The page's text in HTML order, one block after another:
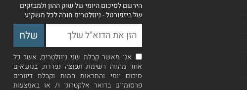
הירשם לסיכום היומי של שוק ההון ולמבזקים
של ביזפורטל - ניוזלטרים חובה לכל משקיע
אני מאשר קבלת שני ניוזלטרים, אשר כל
אחד מהווה רשימת תפוצה נפרדת, בנושאים
סיכום יומי והתראות חמות וקבלת דיוורים
פרסומיים בדואר אלקטרוני ו/ או באמצעות